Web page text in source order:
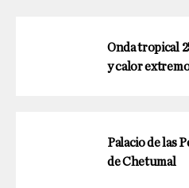
Onda tropical
y calor
Palacio de las
de Chetumal